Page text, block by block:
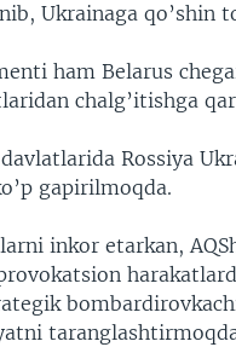
Ukrainaga qo’shin
ham Belarus
chalg’itishga
davlatlarida Rossiya
gapirilmoqda.
inkor etarkan,